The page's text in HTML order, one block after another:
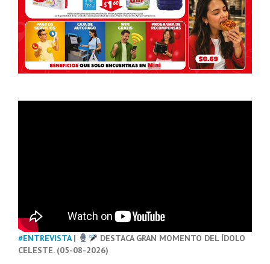
#ENTREVISTA|
DESTACA GRAN MOMENTO DEL ÍDOLO
CELESTE. (05-08-2026)